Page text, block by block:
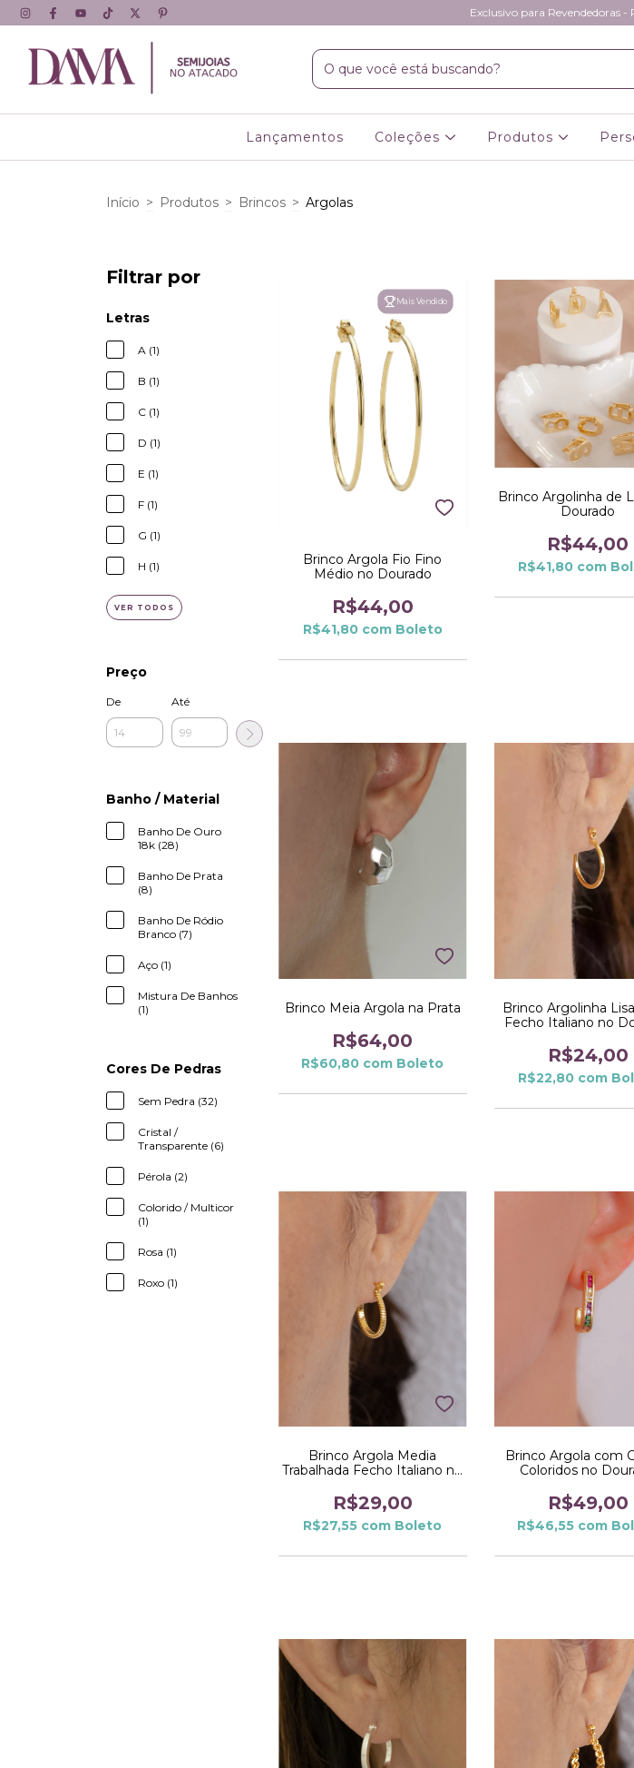
Exclusivo para Revendedoras
Lançamentos Coleções Produtos
Início > Produtos > Brincos > Argolas
Filtrar por
Letras
A (1)
B (1)
C (1)
D (1)
E (1)
F (1)
G (1)
H (1)
VER TODOS
Preço
De Até
Banho / Material
Banho De Ouro
18k (28)
Banho De Prata
(8)
Banho De Ródio
Branco (7)
Aço (1)
Mistura De Banhos
(1)
Cores De Pedras
Sem Pedra (32)
Cristal /
Transparente (6)
Pérola (2)
Colorido / Multicor
(1)
Rosa (1)
Roxo (1)
Mais Vendido
Brinco Argola Fio Fino
Médio no Dourado
R$44,00
R$41,80 com Boleto
Brinco Argolinha de
Dourado
R$44,00
R$41,80 com
Brinco Meia Argola na Prata
R$64,00
R$60,80 com Boleto
Brinco Argolinha
Fecho Italiano no
R$24,00
R$22,80 com
Brinco Argola Media
Trabalhada Fecho Italiano no
R$29,00
R$27,55 com Boleto
Brinco Argola com
Coloridos no
R$49,00
R$46,55 com